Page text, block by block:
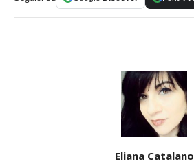
Eliana Catalano